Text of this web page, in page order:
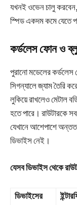
যখনই ওভেন চালু
স্পিড একদম কমে যেতে
কর্ডলেস ফোন ও
পুরানো মডেলের কর্ডলেস
সিগন্যালে জ্যাম তৈরি
লুকিয়ে রাখলেও মেটাল
হতে পারে। রাউটারকে
যেখানে আশেপাশে
ডিভাইস নেই।
যেসব ডিভাইস থেকে
ডিভাইসের